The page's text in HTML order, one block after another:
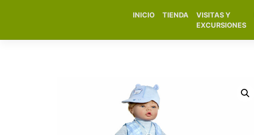
Elfa Experience – Onil – Alicante
INICIO TIENDA
VISITAS Y
EXCURSIONES